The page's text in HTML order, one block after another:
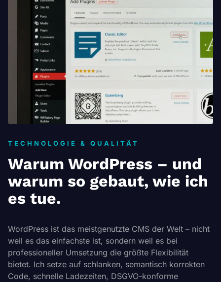
TECHNOLOGIE & QUALITÄT
Warum WordPress – und
warum so gebaut, wie ich
es tue.
WordPress ist das meistgenutzte CMS der Welt – nicht
weil es das einfachste ist, sondern weil es bei
professioneller Umsetzung die größte Flexibilität
bietet. Ich setze auf schlanken, semantisch korrekten
Code, schnelle Ladezeiten, DSGVO-konforme